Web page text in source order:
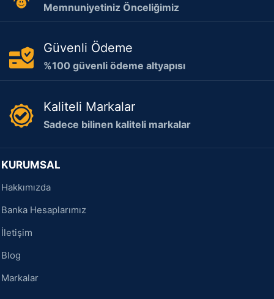
Memnuniyetiniz Önceliğimiz
Güvenli Ödeme
%100 güvenli ödeme altyapısı
Kaliteli Markalar
Sadece bilinen kaliteli markalar
KURUMSAL
Hakkımızda
Banka Hesaplarımız
İletişim
Blog
Markalar